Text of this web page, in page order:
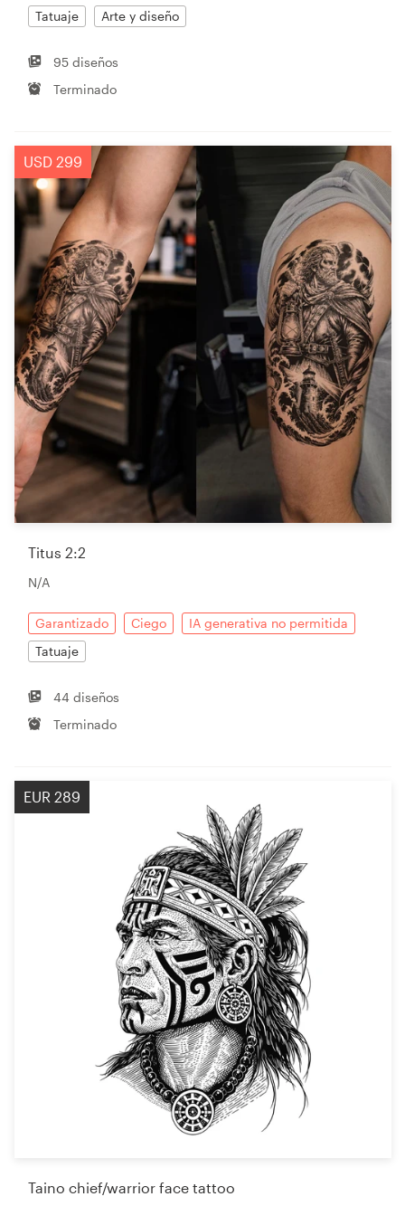
Tatuaje Arte y diseño
95 diseños
Terminado
USD 299
Titus 2:2
N/A
Garantizado Ciego
IA generativa no permitida
Tatuaje
44 diseños
Terminado
EUR 289
Taino chief/warrior face tattoo